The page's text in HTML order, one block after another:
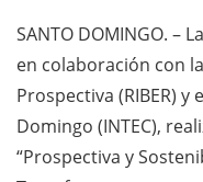
SANTO DOMINGO. –
en colaboración con
Prospectiva (RIBER)
Domingo (INTEC),
“Prospectiva y